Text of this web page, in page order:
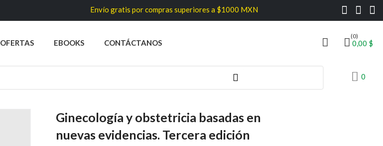
Envío gratis por compras superiores a $1000 MXN
OFERTAS EBOOKS CONTÁCTANOS 0,00 $
(0)
0
Ginecología y obstetricia basadas en
nuevas evidencias. Tercera edición